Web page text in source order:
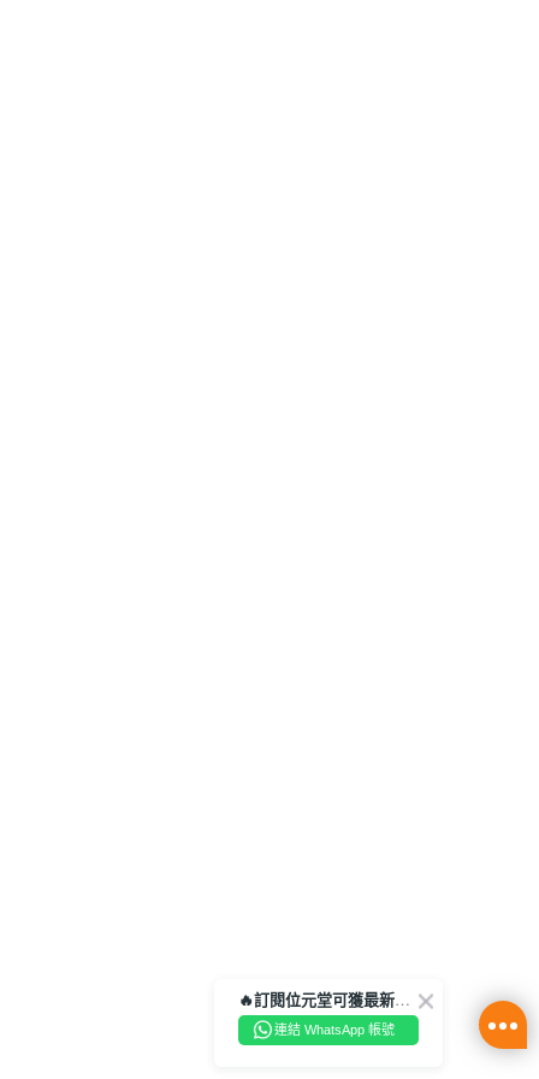
🔥訂閱位元堂可獲最新優惠及活動資訊🔥
連結 WhatsApp 帳號